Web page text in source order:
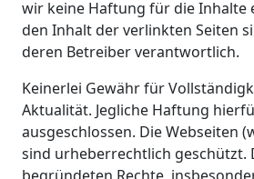
wir keine Haftung für die Inhalte
den Inhalt der verlinkten Seiten
deren Betreiber verantwortlich.
Keinerlei Gewähr für
Aktualität. Jegliche Haftung
ausgeschlossen. Die Webseiten
sind urheberrechtlich geschützt.